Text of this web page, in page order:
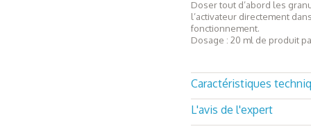
Doser tout d’abord les
l’activateur directement
fonctionnement.
Dosage : 20 ml de produit
Caractéristiques
Liquide algicide concentré
L'avis de l'expert